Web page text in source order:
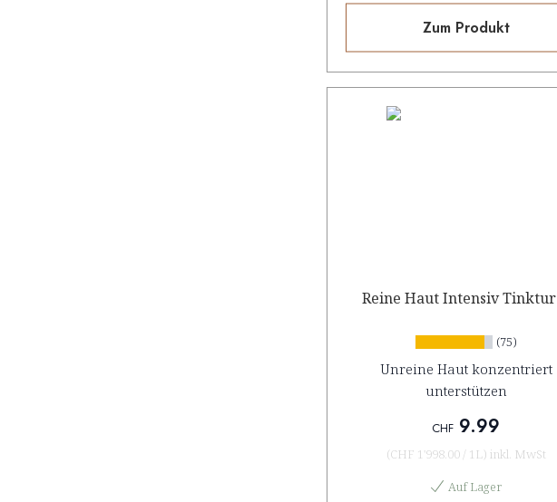
Zum Produkt
Reine Haut Intensiv Tinktur
(75)
Unreine Haut konzentriert
unterstützen
CHF 9.99
(CHF 1'998.00 / 1L) inkl. MwSt
Auf Lager